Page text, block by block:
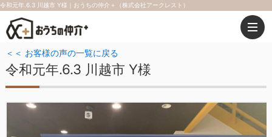
令和元年.6.3 川越市 Y様｜おうちの仲介＋（株式会社アークレスト）
＜＜ お客様の声の一覧に戻る
令和元年.6.3 川越市 Y様